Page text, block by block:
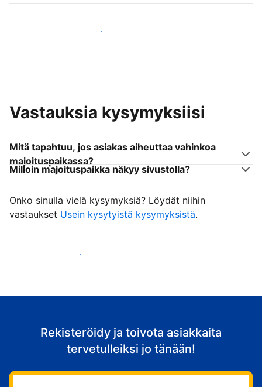
Liity kaltaistesi majoittajien joukkoon
Vastauksia kysymyksiisi
Mitä tapahtuu, jos asiakas aiheuttaa vahinkoa
majoituspaikassa?
Milloin majoituspaikka näkyy sivustolla?
Onko sinulla vielä kysymyksiä? Löydät niihin
vastaukset Usein kysytyistä kysymyksistä.
Ala vastaanottaa asiakkaita
Rekisteröidy ja toivota asiakkaita
tervetulleiksi jo tänään!